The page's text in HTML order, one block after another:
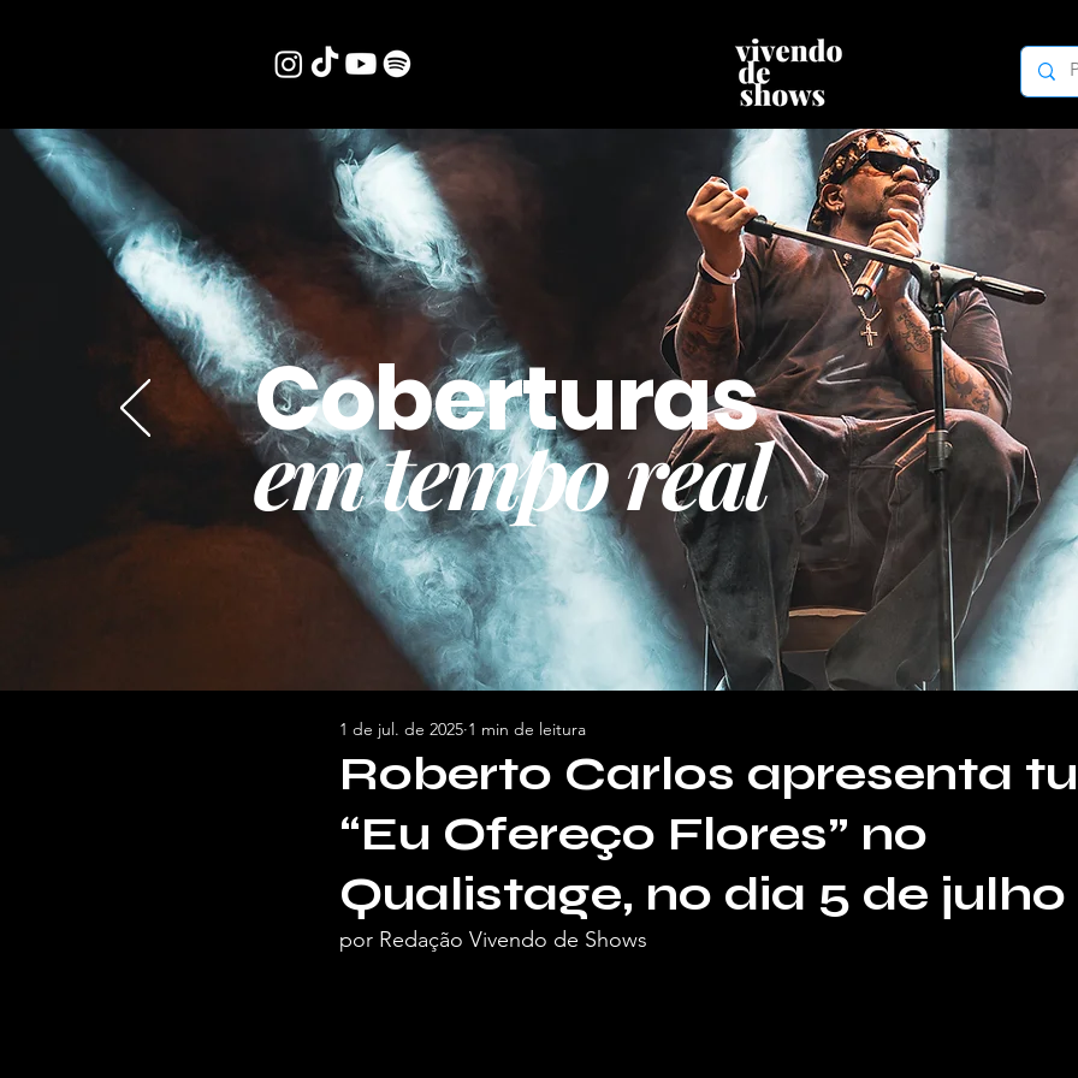
Coberturas
em tempo real
Roberto Carlos apresenta
“Eu Ofereço Flores” no
Qualistage, no dia 5 de julho
1 de jul. de 2025 1 min de leitura
por Redação Vivendo de Shows